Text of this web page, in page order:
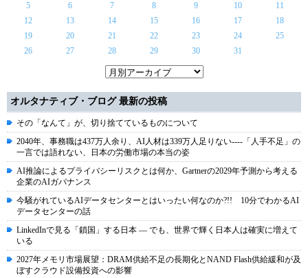
5
6 7 8 9 10
11
12
13 14 15 16 17
18
19
20 21 22 23 24
25
26
27 28 29 30 31
オルタナティブ・ブログ 最新の投稿
その「なんて」が、切り捨てているものについて
2040年、事務職は437万人余り、AI人材は339万人足りない----「人手不足」の
一言では語れない、日本の労働市場の本当の姿
AI推論によるプライバシーリスクとは何か、Gartnerの2029年予測から考える
企業のAIガバナンス
今騒がれているAIデータセンターとはいったい何なのか?!! 10分でわかるAI
データセンターの話
LinkedInで見る「鎖国」する日本 ― でも、世界で輝く日本人は確実に増えて
いる
2027年メモリ市場展望：DRAM供給不足の長期化とNAND Flash供給緩和が及
ぼすクラウド設備投資への影響